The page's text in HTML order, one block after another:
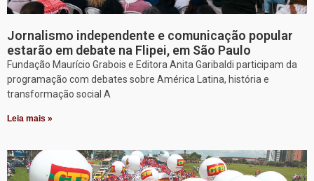
Jornalismo independente e comunicação popular
estarão em debate na Flipei, em São Paulo
Fundação Maurício Grabois e Editora Anita Garibaldi participam da
programação com debates sobre América Latina, história e
transformação social A
Leia mais »